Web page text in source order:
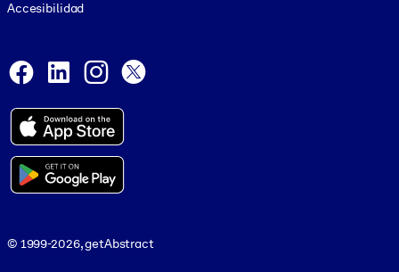
Accesibilidad
Facebook
LinkedInInstagram
© 1999-2026, getAbstract